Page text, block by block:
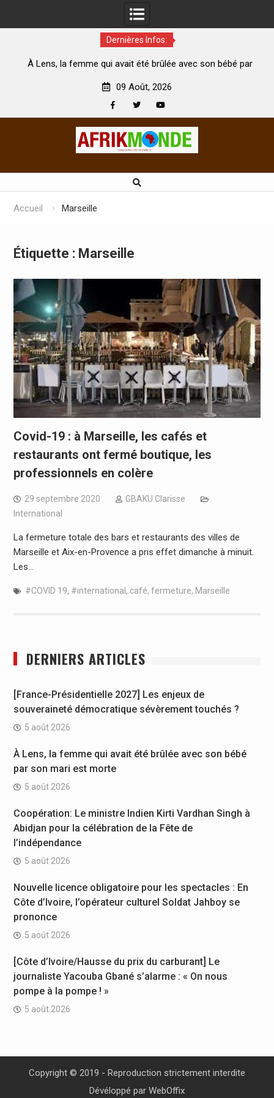
Dernières Infos:
femme qui avait été brûlée avec son bébé par
Coopération:
09 Août, 2026
Accueil Marseille
Étiquette : Marseille
Covid-19 : à Marseille, les cafés et
restaurants ont fermé boutique, les
professionnels en colère
29 septembre 2020
GBAKU Clarisse
International
La fermeture totale des bars et restaurants des villes de
Marseille et Aix-en-Provence a pris effet dimanche à minuit.
Les…
#COVID 19, #international , café, fermeture, Marseille
DERNIERS ARTICLES
[France-Présidentielle 2027] Les enjeux de
souveraineté démocratique sévèrement touchés ?
5 août 2026
À Lens, la femme qui avait été brûlée avec son bébé
par son mari est morte
5 août 2026
Coopération: Le ministre Indien Kirti Vardhan Singh à
Abidjan pour la célébration de la Fête de
l’indépendance
5 août 2026
Nouvelle licence obligatoire pour les spectacles : En
Côte d’Ivoire, l’opérateur culturel Soldat Jahboy se
prononce
5 août 2026
[Côte d’Ivoire/Hausse du prix du carburant] Le
journaliste Yacouba Gbané s’alarme : « On nous
pompe à la pompe ! »
5 août 2026
Copyright © 2019 - Reproduction strictement interdite
Dévéloppé par WebOffix